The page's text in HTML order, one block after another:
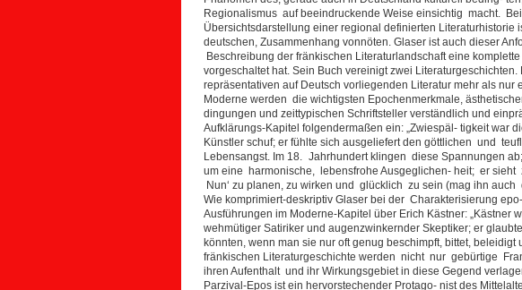
Regionalismus auf beeindruckende Weise einsichtig macht.
Übersichtsdarstellung einer regional definierten Literaturhistorie
deutschen, Zusammenhang vonnöten. Glaser ist auch dieser
Beschreibung der fränkischen Literaturlandschaft eine
vorgeschaltet hat. Sein Buch vereinigt zwei
repräsentativen auf Deutsch vorliegenden Literatur mehr als nur
Moderne werden die wichtigsten Epochenmerkmale,
dingungen und zeittypischen Schriftsteller verständlich und
Aufklärungs-Kapitel folgendermaßen ein: „Zwiespäl- tigkeit war
Künstler schuf; er fühlte sich ausgeliefert den göttlichen und
Lebensangst. Im 18. Jahrhundert klingen diese Spannungen
um eine harmonische, lebensfrohe Ausgeglichen- heit; er sieht
Nun‘ zu planen, zu wirken und glücklich zu sein (mag ihn auch
Wie komprimiert-deskriptiv Glaser bei der Charakterisierung
Ausführungen im Moderne-Kapitel über Erich Kästner: „Kästner
wehmütiger Satiriker und augenzwinkernder Skeptiker; er
könnten, wenn man sie nur oft genug beschimpft, bittet,
fränkischen Literaturgeschichte werden nicht nur gebürtige
ihren Aufenthalt und ihr Wirkungsgebiet in diese Gegend
Parzival-Epos ist ein hervorstechender Protago- nist des